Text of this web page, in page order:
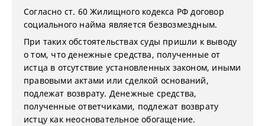
Согласно ст. 60 Жилищного кодекса РФ договор
социального найма является безвозмездным.
При таких обстоятельствах суды пришли к выводу
о том, что денежные средства, полученные от
истца в отсутствие установленных законом, иными
правовыми актами или сделкой оснований,
подлежат возврату. Денежные средства,
полученные ответчиками, подлежат возврату
истцу как неосновательное обогащение.